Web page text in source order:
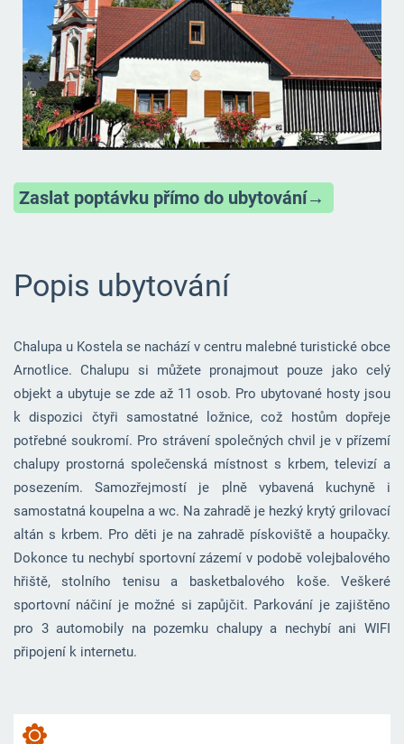
Zaslat poptávku přímo do ubytování→
Popis ubytování
Chalupa u Kostela se nachází v centru malebné turistické obce
Arnotlice. Chalupu si můžete pronajmout pouze jako celý
objekt a ubytuje se zde až 11 osob. Pro ubytované hosty jsou
k dispozici čtyři samostatné ložnice, což hostům dopřeje
potřebné soukromí. Pro strávení společných chvil je v přízemí
chalupy prostorná společenská místnost s krbem, televizí a
posezením. Samozřejmostí je plně vybavená kuchyně i
samostatná koupelna a wc. Na zahradě je hezký krytý grilovací
altán s krbem. Pro děti je na zahradě pískoviště a houpačky.
Dokonce tu nechybí sportovní zázemí v podobě volejbalového
hřiště, stolního tenisu a basketbalového koše. Veškeré
sportovní náčiní je možné si zapůjčit. Parkování je zajištěno
pro 3 automobily na pozemku chalupy a nechybí ani WIFI
připojení k internetu.